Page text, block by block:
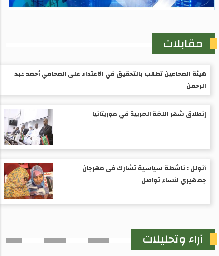
مقابلات
هيئة المحامين تطالب بالتحقيق في الاعتداء على المحامي أحمد عبد
الرحمن
إنطلاق شهر اللغة العربية في موريتانيا
أنولل : ناشطة سياسية تشارك فى مهرجان
جماهيري لنساء تواصل
آراء وتحليلات